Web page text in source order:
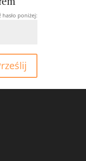
poniżej: